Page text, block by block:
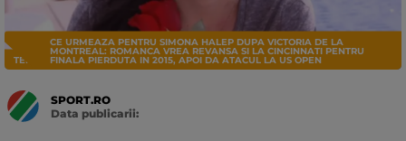
TENIS
CE URMEAZA PENTRU SIMONA HALEP DUPA VICTORIA DE LA
MONTREAL: ROMANCA VREA REVANSA SI LA CINCINNATI PENTRU
FINALA PIERDUTA IN 2015, APOI DA ATACUL LA US OPEN
SPORT.RO
Data publicarii: